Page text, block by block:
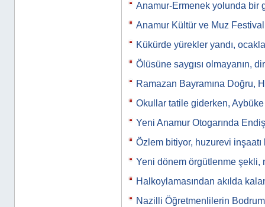
Anamur-Ermenek yolunda bir
Anamur Kültür ve Muz
Kükürde yürekler yandı,
Ölüsüne saygısı olmayanın,
Ramazan Bayramına Doğru,
Okullar tatile giderken,
Yeni Anamur Otogarında
Özlem bitiyor, huzurevi
Yeni dönem örgütlenme şekli,
Halkoylamasından akılda
Nazilli Öğretmenlilerin